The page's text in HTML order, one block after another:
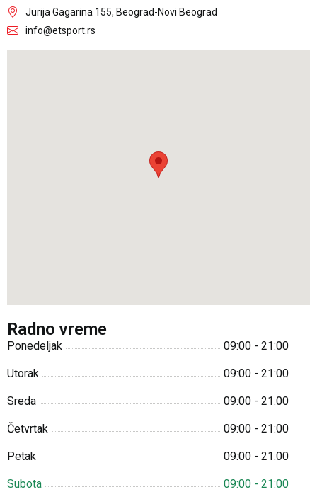
Jurija Gagarina 155, Beograd-Novi Beograd
info@etsport.rs
Radno vreme
Ponedeljak 09:00 - 21:00
Utorak 09:00 - 21:00
Sreda 09:00 - 21:00
Četvrtak 09:00 - 21:00
Petak 09:00 - 21:00
Subota 09:00 - 21:00